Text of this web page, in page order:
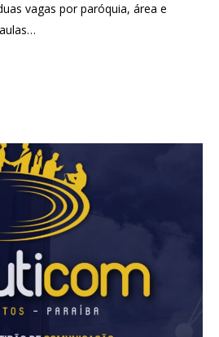
vagas por paróquia, área e